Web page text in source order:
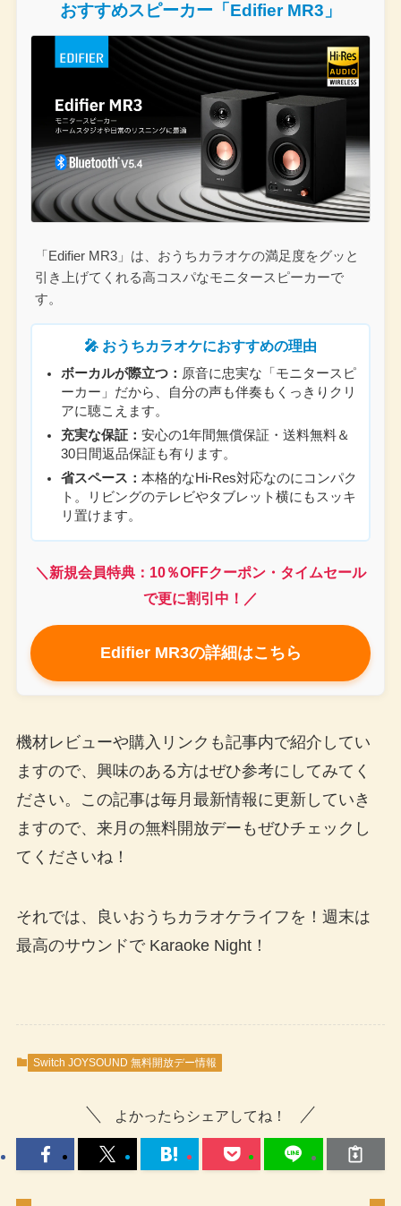
おすすめスピーカー「Edifier MR3」
「Edifier MR3」は、おうちカラオケの満足度をグッと
引き上げてくれる高コスパなモニタースピーカーで
す。
🎤 おうちカラオケにおすすめの理由
ボーカルが際立つ： 原音に忠実な「モニタースピ
ーカー」だから、自分の声も伴奏もくっきりクリ
アに聴こえます。
充実な保証： 安心の1年間無償保証・送料無料＆
30日間返品保証も有ります。
省スペース： 本格的なHi-Res対応なのにコンパク
ト。リビングのテレビやタブレット横にもスッキ
リ置けます。
＼新規会員特典：10％OFFクーポン・タイムセール
で更に割引中！／
Edifier MR3の詳細はこちら
機材レビューや購入リンクも記事内で紹介してい
ますので、興味のある方はぜひ参考にしてみてく
ださい。この記事は毎月最新情報に更新していき
ますので、来月の無料開放デーもぜひチェックし
てくださいね！
それでは、良いおうちカラオケライフを！週末は
最高のサウンドで Karaoke Night！
Switch JOYSOUND 無料開放デー情報
よかったらシェアしてね！